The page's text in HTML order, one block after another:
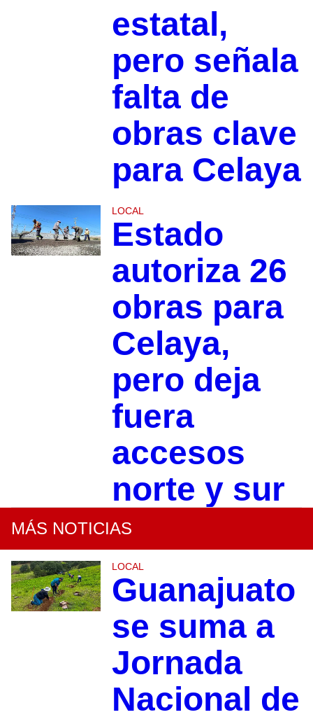
estatal,
pero señala
falta de
obras clave
para Celaya
LOCAL
Estado
autoriza 26
obras para
Celaya,
pero deja
fuera
accesos
norte y sur
MÁS NOTICIAS
LOCAL
Guanajuato
se suma a
Jornada
Nacional de